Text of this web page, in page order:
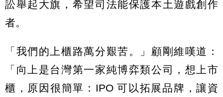
訟舉起大旗，希望司法能保護本土遊戲創作
者。
「我們的上櫃路萬分艱苦。」顧剛維嘆道：
「向上是台灣第一家純博弈類公司，想上市
櫃，原因很簡單：IPO 可以拓展品牌，讓資